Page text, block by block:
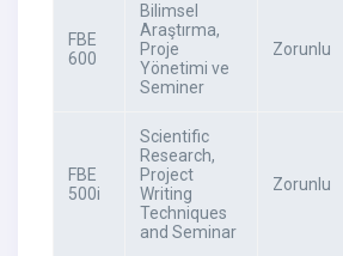
FBE
600
Bilimsel
Araştırma,
Proje
Yönetimi ve
Seminer
Zorunlu
FBE
500i
Scientific
Research,
Project
Writing
Techniques
and Seminar
Zorunlu